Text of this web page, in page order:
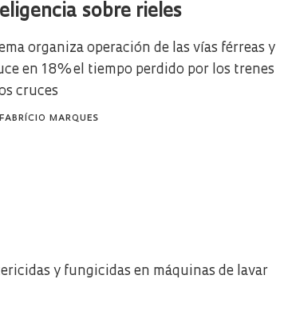
sobre rieles
organiza operación de las vías férreas y
en 18% el tiempo perdido por los trenes
cruces
FABRÍCIO MARQUES
y fungicidas en máquinas de lavar